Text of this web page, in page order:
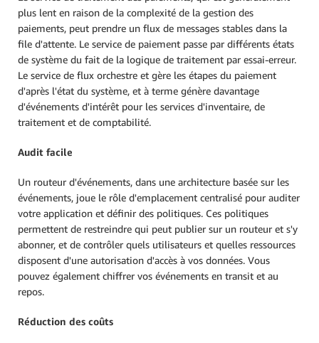
plus lent en raison de la complexité de la gestion des
paiements, peut prendre un flux de messages stables dans la
file d'attente. Le service de paiement passe par différents états
de système du fait de la logique de traitement par essai-erreur.
Le service de flux orchestre et gère les étapes du paiement
d'après l'état du système, et à terme génère davantage
d'événements d'intérêt pour les services d'inventaire, de
traitement et de comptabilité.
Audit facile
Un routeur d'événements, dans une architecture basée sur les
événements, joue le rôle d'emplacement centralisé pour auditer
votre application et définir des politiques. Ces politiques
permettent de restreindre qui peut publier sur un routeur et s'y
abonner, et de contrôler quels utilisateurs et quelles ressources
disposent d'une autorisation d'accès à vos données. Vous
pouvez également chiffrer vos événements en transit et au
repos.
Réduction des coûts